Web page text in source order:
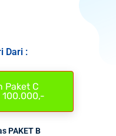
Dari :
Paket C
100.000,-
PAKET B